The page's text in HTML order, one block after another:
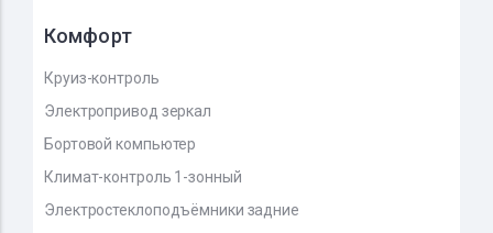
Комфорт
Круиз-контроль
Электропривод зеркал
Бортовой компьютер
Климат-контроль 1-зонный
Электростеклоподъёмники задние